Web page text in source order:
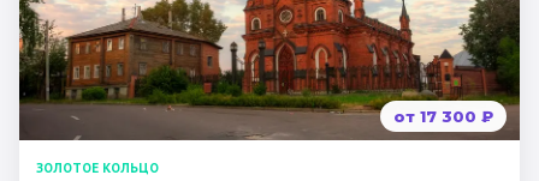
от 17 300 ₽
ЗОЛОТОЕ КОЛЬЦО